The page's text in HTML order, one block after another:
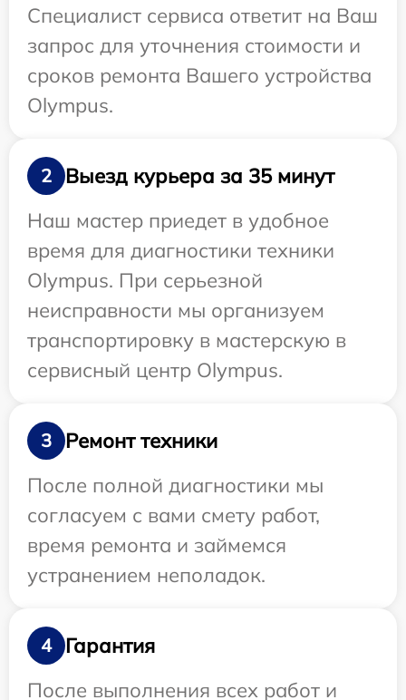
Специалист сервиса ответит на Ваш
запрос для уточнения стоимости и
сроков ремонта Вашего устройства
Olympus.
2
Выезд курьера за 35 минут
Наш мастер приедет в удобное
время для диагностики техники
Olympus. При серьезной
неисправности мы организуем
транспортировку в мастерскую в
сервисный центр Olympus.
3
Ремонт техники
После полной диагностики мы
согласуем с вами смету работ,
время ремонта и займемся
устранением неполадок.
4
Гарантия
После выполнения всех работ и